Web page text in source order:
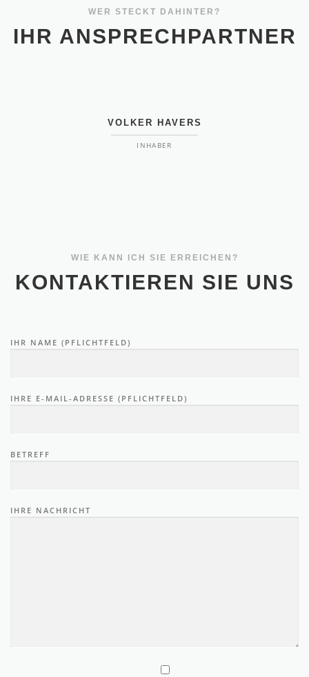
WER STECKT DAHINTER?
IHR ANSPRECHPARTNER
VOLKER HAVERS
INHABER
WIE KANN ICH SIE ERREICHEN?
KONTAKTIEREN SIE UNS
IHR NAME (PFLICHTFELD)
IHRE E-MAIL-ADRESSE (PFLICHTFELD)
BETREFF
IHRE NACHRICHT